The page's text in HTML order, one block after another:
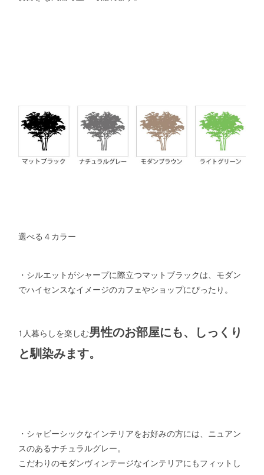
選べる４カラー
・シルエットがシャープに際立つマットブラックは、モダン
でハイセンスなイメージのカフェやショップにぴったり。
1人暮らしを楽しむ男性のお部屋にも、しっくり
と馴染みます。
・シャビーシックなインテリアをお好みの方には、ニュアン
スのあるナチュラルグレー。
こだわりのモダンヴィンテージなインテリアにもフィットし